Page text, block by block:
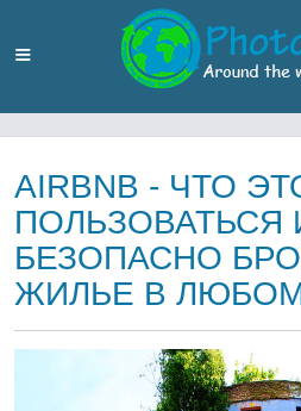
AIRBNB - ЧТО
ПОЛЬЗОВАТЬСЯ
БЕЗОПАСНО
ЖИЛЬЕ В